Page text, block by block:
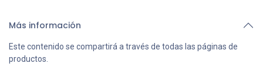
Más información
Este contenido se compartirá a través de todas las páginas de
productos.